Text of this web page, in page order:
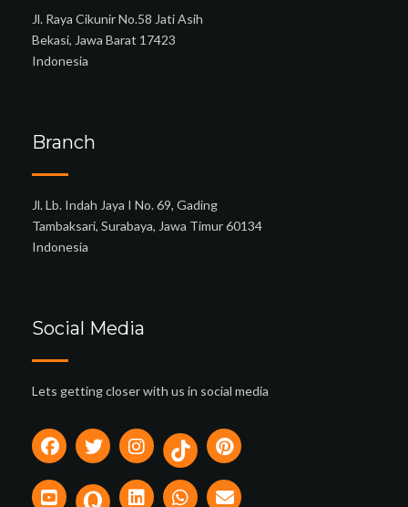
Jl. Raya Cikunir No.58 Jati Asih
Bekasi, Jawa Barat 17423
Indonesia
Branch
Jl. Lb. Indah Jaya I No. 69, Gading
Tambaksari, Surabaya, Jawa Timur 60134
Indonesia
Social Media
Lets getting closer with us in social media